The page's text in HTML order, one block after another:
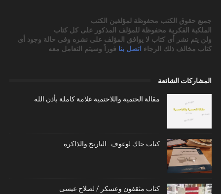
جميع حقوق الكتب محفوظة لمؤلفين الكتب
الملكية الفكرية محفوظة للمؤلف المذكور على كل كتاب
ولن يتم نشر أى كتاب لا يوافق المؤلف على نشره وفى حالة وجود أى
كتاب مخالف ذلك الرجاء اتصل بنا فوراً وسيتم التعامل معه
المشاركات الشائعة
مقالة الحتمية واللاحتمية علامة كاملة بأذن الله
كتاب جاك لوغوف.. التاريخ والذاكرة
كتاب مثقفون وعسكر / لصلاح عيسى